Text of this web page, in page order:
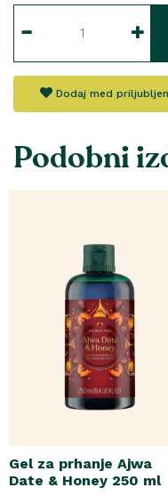
Dodaj med
Podobni
Gel za prhanje Ajwa
Date & Honey 250 ml